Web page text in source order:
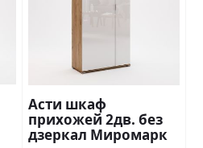
Асти шкаф
прихожей 2дв. без
дзеркал Миромарк